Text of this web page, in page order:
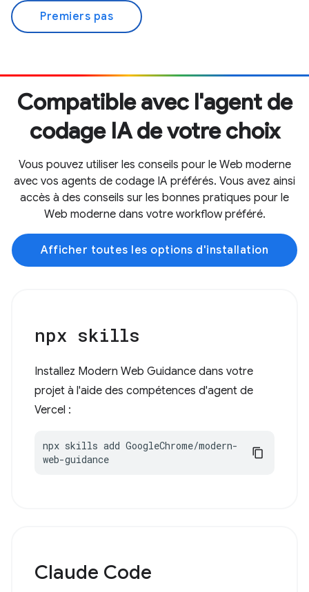
Premiers pas
Compatible avec l'agent de
codage IA de votre choix
Vous pouvez utiliser les conseils pour le Web moderne
avec vos agents de codage IA préférés. Vous avez ainsi
accès à des conseils sur les bonnes pratiques pour le
Web moderne dans votre workflow préféré.
Afficher toutes les options d'installation
npx skills
Installez Modern Web Guidance dans votre
projet à l'aide des compétences d'agent de
Vercel :
npx skills add GoogleChrome/modern-
web-guidance
Claude Code